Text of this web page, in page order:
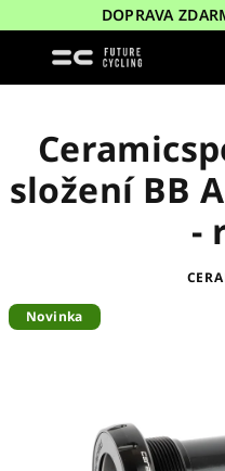
na
DOPRAVA
složení BB
-
Novinka